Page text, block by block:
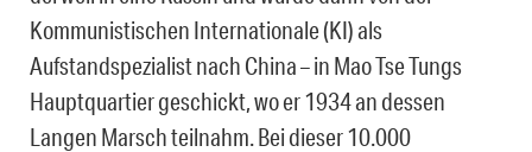
Kommunistischen Internationale (KI) als
Aufstandspezialist nach China – in Mao Tse Tungs
Hauptquartier geschickt, wo er 1934 an dessen
Langen Marsch teilnahm. Bei dieser 10.000